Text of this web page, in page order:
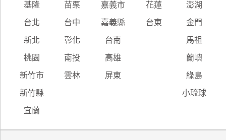
基隆 苗栗 嘉義市 花蓮 澎湖
台北 台中 嘉義縣 台東 金門
新北 彰化 台南 馬祖
桃園 南投 高雄 蘭嶼
新竹市 雲林 屏東 綠島
新竹縣 小琉球
宜蘭